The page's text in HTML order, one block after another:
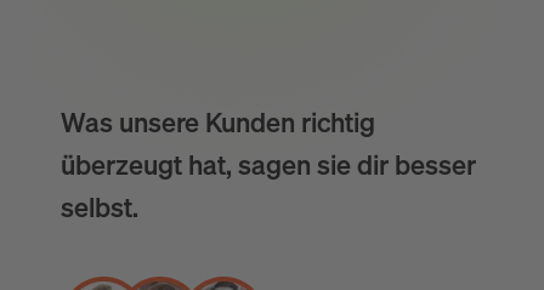
Was unsere Kunden richtig
überzeugt hat, sagen sie dir besser
selbst.